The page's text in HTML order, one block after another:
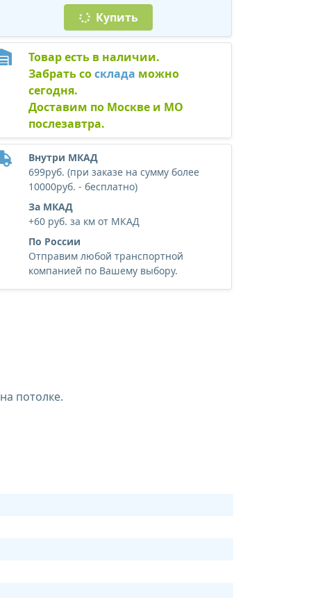
Купить
Товар есть в наличии.
Забрать сосклада можно
сегодня.
Доставим по Москве и МО
послезавтра.
Внутри МКАД
699руб. (при заказе на сумму более
10000руб. - бесплатно)
За МКАД
+60 руб. за км от МКАД
По России
Отправим любой транспортной
компанией по Вашему выбору.
потолке.